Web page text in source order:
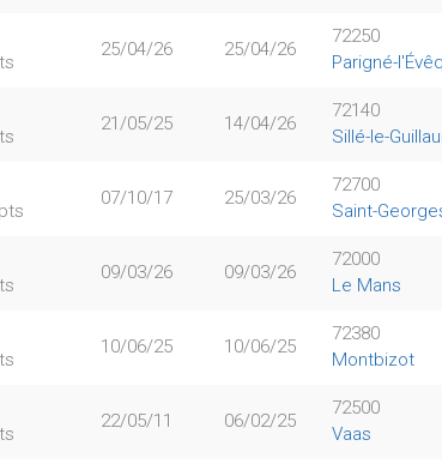
25/04/26 25/04/26
72250
Parigné-
21/05/25 14/04/26
72140
Sillé-le-
07/10/17 25/03/26
72700
Saint-
09/03/26 09/03/26
72000
Le Mans
10/06/25 10/06/25
72380
Montbizot
22/05/11 06/02/25
72500
Vaas